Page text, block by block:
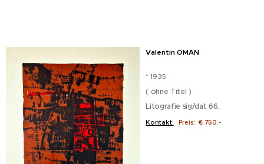
Valentin OMAN
* 1935
( ohne Titel )
Litografie sig/dat 66.
Kontakt:
Preis: € 750.-